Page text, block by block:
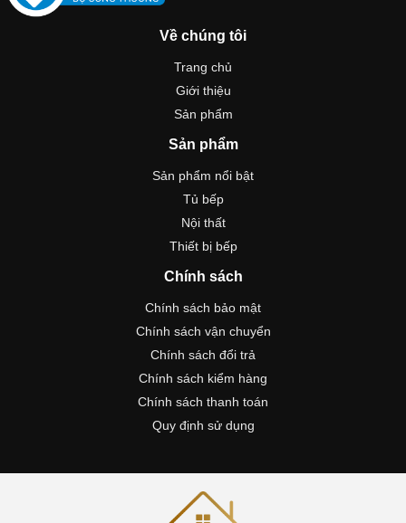
Về chúng tôi
Trang chủ
Giới thiệu
Sản phẩm
Sản phẩm
Sản phẩm nổi bật
Tủ bếp
Nội thất
Thiết bị bếp
Chính sách
Chính sách bảo mật
Chính sách vận chuyển
Chính sách đổi trả
Chính sách kiểm hàng
Chính sách thanh toán
Quy định sử dụng